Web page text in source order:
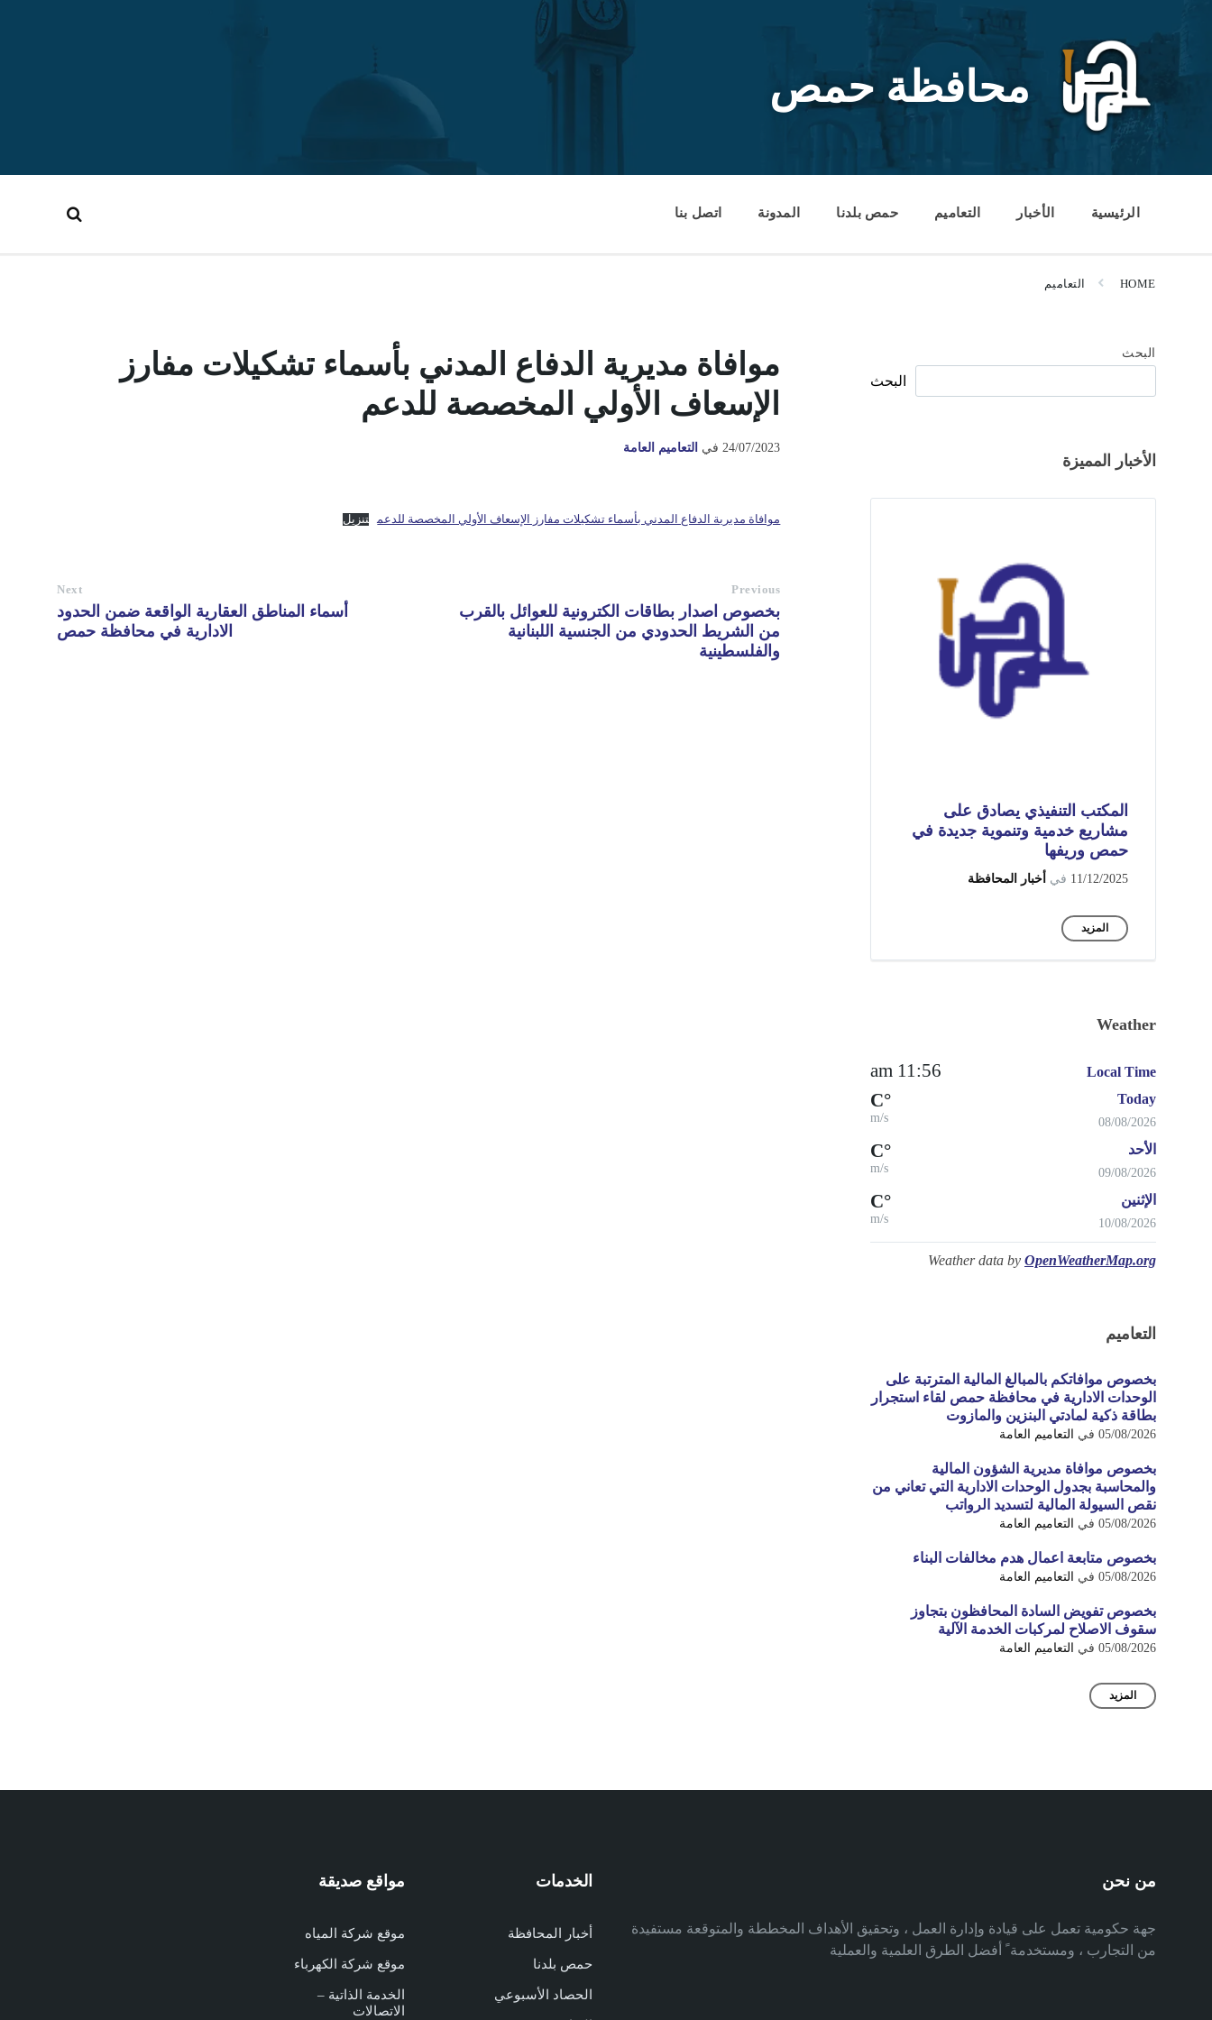
content
محافظة حمص
الرئيسية الأخبار التعاميم حمص بلدنا المدونة اتصل بنا
HOME التعاميم
موافاة مديرية الدفاع المدني بأسماء تشكيلات مفارز
الإسعاف الأولي المخصصة للدعم
24/07/2023 في التعاميم العامة
موافاة مديرية الدفاع المدني بأسماء تشكيلات مفارز الإسعاف الأولي المخصصة للدعم تنزيل
Previous
بخصوص اصدار بطاقات الكترونية للعوائل بالقرب
من الشريط الحدودي من الجنسية اللبنانية
والفلسطينية
Next
أسماء المناطق العقارية الواقعة ضمن الحدود
الادارية في محافظة حمص
البحث
البحث
الأخبار المميزة
المكتب التنفيذي يصادق على
مشاريع خدمية وتنموية جديدة في
حمص وريفها
11/12/2025 في أخبار المحافظة
المزيد
Weather
Local Time
11:56 am
Today
08/08/2026
°C
m/s
الأحد
09/08/2026
°C
m/s
الإثنين
10/08/2026
°C
m/s
Weather data by OpenWeatherMap.org
التعاميم
بخصوص موافاتكم بالمبالغ المالية المترتبة على
الوحدات الادارية في محافظة حمص لقاء استجرار
بطاقة ذكية لمادتي البنزين والمازوت
05/08/2026 في التعاميم العامة
بخصوص موافاة مديرية الشؤون المالية
والمحاسبة بجدول الوحدات الادارية التي تعاني من
نقص السيولة المالية لتسديد الرواتب
05/08/2026 في التعاميم العامة
بخصوص متابعة اعمال هدم مخالفات البناء
05/08/2026 في التعاميم العامة
بخصوص تفويض السادة المحافظون بتجاوز
سقوف الاصلاح لمركبات الخدمة الآلية
05/08/2026 في التعاميم العامة
المزيد
من نحن
جهة حكومية تعمل على قيادة وإدارة العمل ، وتحقيق الأهداف المخططة والمتوقعة مستفيدة
من التجارب ، ومستخدمة ً أفضل الطرق العلمية والعملية
الخدمات
أخبار المحافظة
حمص بلدنا
الحصاد الأسبوعي
مواقع صديقة
موقع شركة المياه
موقع شركة الكهرباء
الخدمة الذاتية –
الاتصالات